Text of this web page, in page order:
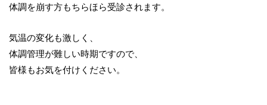
体調を崩す方もちらほら受診されます。
気温の変化も激しく、
体調管理が難しい時期ですので、
皆様もお気を付けください。